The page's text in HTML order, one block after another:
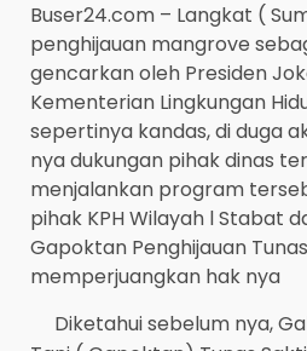
Buser24.com – Langkat (
penghijauan mangrove
gencarkan oleh Presiden
Kementerian Lingkungan
sepertinya kandas, di duga
nya dukungan pihak dinas
menjalankan program
pihak KPH Wilayah l Stabat
Gapoktan Penghijauan
memperjuangkan hak nya
Diketahui sebelum nya,